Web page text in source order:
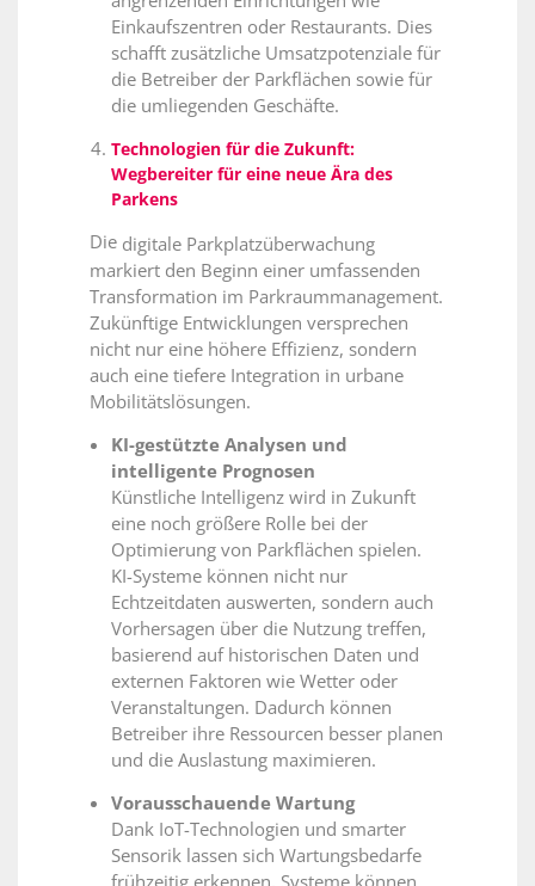
Einkaufszentren oder Restaurants. Dies
schafft zusätzliche Umsatzpotenziale für
die Betreiber der Parkflächen sowie für
die umliegenden Geschäfte.
Technologien für die Zukunft:
Wegbereiter für eine neue Ära des
Parkens
Die digitale Parkplatzüberwachung
markiert den Beginn einer umfassenden
Transformation im Parkraummanagement.
Zukünftige Entwicklungen versprechen
nicht nur eine höhere Effizienz, sondern
auch eine tiefere Integration in urbane
Mobilitätslösungen.
KI-gestützte Analysen und
intelligente Prognosen
Künstliche Intelligenz wird in Zukunft
eine noch größere Rolle bei der
Optimierung von Parkflächen spielen.
KI-Systeme können nicht nur
Echtzeitdaten auswerten, sondern auch
Vorhersagen über die Nutzung treffen,
basierend auf historischen Daten und
externen Faktoren wie Wetter oder
Veranstaltungen. Dadurch können
Betreiber ihre Ressourcen besser planen
und die Auslastung maximieren.
Vorausschauende Wartung
Dank IoT-Technologien und smarter
Sensorik lassen sich Wartungsbedarfe